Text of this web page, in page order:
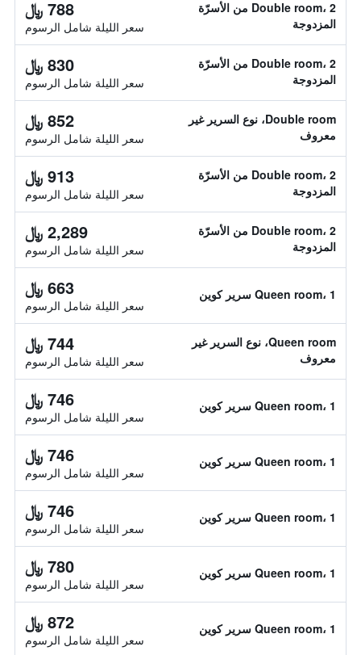
Double room، 2 من الأسرّة
المزدوجة
788 ﷼
سعر الليلة شامل الرسوم
Double room، 2 من الأسرّة
المزدوجة
830 ﷼
سعر الليلة شامل الرسوم
Double room، نوع السرير غير
معروف
852 ﷼
سعر الليلة شامل الرسوم
Double room، 2 من الأسرّة
المزدوجة
913 ﷼
سعر الليلة شامل الرسوم
Double room، 2 من الأسرّة
المزدوجة
2,289 ﷼
سعر الليلة شامل الرسوم
Queen room، 1 سرير كوين 663 ﷼
سعر الليلة شامل الرسوم
Queen room، نوع السرير غير
معروف
744 ﷼
سعر الليلة شامل الرسوم
Queen room، 1 سرير كوين 746 ﷼
سعر الليلة شامل الرسوم
Queen room، 1 سرير كوين 746 ﷼
سعر الليلة شامل الرسوم
Queen room، 1 سرير كوين 746 ﷼
سعر الليلة شامل الرسوم
Queen room، 1 سرير كوين 780 ﷼
سعر الليلة شامل الرسوم
Queen room، 1 سرير كوين 872 ﷼
سعر الليلة شامل الرسوم